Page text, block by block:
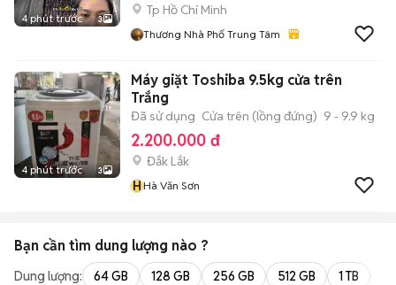
4 phút trước 3
Tp Hồ Chí Minh
Thương Nhà Phố Trung Tâm
4 phút trước 3
Máy giặt Toshiba 9.5kg cửa trên
Trắng
Đã sử dụng Cửa trên (lồng đứng) 9 - 9.9 kg
2.200.000 đ
Đắk Lắk
HHà Văn Sơn
Bạn cần tìm dung lượng nào ?
Dung lượng: 64 GB 128 GB 256 GB 512 GB 1 TB